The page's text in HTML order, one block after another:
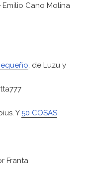
Emilio Cano Molina
, de Luzu y
Y 50 COSAS
Franta